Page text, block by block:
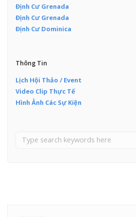
Định Cư Grenada
Định Cư Grenada
Định Cư Dominica
Thông Tin
Lịch Hội Thảo / Event
Video Clip Thực Tế
Hình Ảnh Các Sự Kiện